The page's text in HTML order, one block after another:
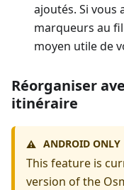
ajoutés. Si vous
marqueurs au
moyen utile de
Réorganiser
itinéraire
⚠️ ANDROID ONLY
This feature is
version of the